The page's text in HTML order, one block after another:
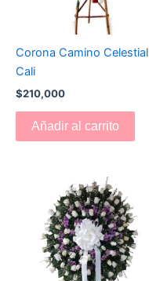
Corona Camino Celestial
Cali
$210,000
Añadir al carrito